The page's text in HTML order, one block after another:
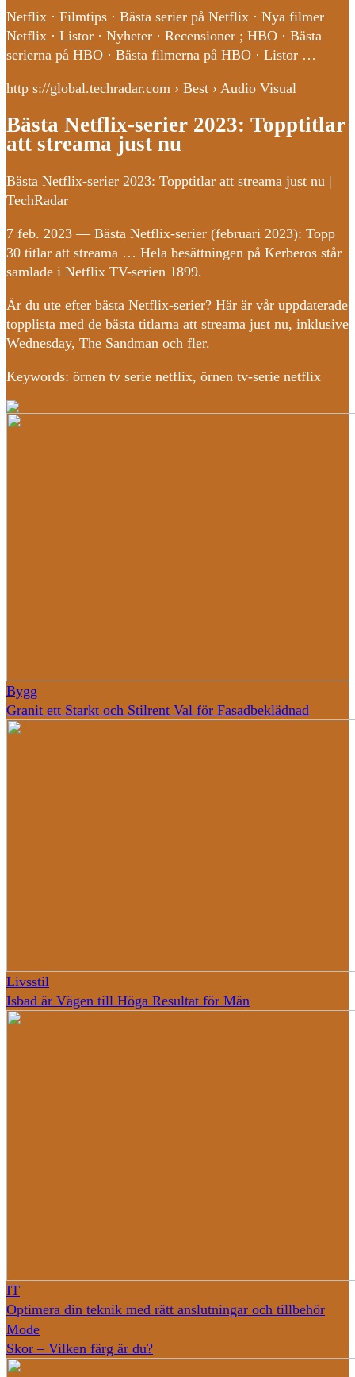
Netflix · Filmtips · Bästa serier på Netflix · Nya filmer
Netflix · Listor · Nyheter · Recensioner ; HBO · Bästa
serierna på HBO · Bästa filmerna på HBO · Listor …
http s://global.techradar.com › Best › Audio Visual
Bästa Netflix-serier 2023: Topptitlar
att streama just nu
Bästa Netflix-serier 2023: Topptitlar att streama just nu |
TechRadar
7 feb. 2023 — Bästa Netflix-serier (februari 2023): Topp
30 titlar att streama … Hela besättningen på Kerberos står
samlade i Netflix TV-serien 1899.
Är du ute efter bästa Netflix-serier? Här är vår uppdaterade
topplista med de bästa titlarna att streama just nu, inklusive
Wednesday, The Sandman och fler.
Keywords: örnen tv serie netflix, örnen tv-serie netflix
Bygg
Granit ett Starkt och Stilrent Val för Fasadbeklädnad
Livsstil
Isbad är Vägen till Höga Resultat för Män
IT
Optimera din teknik med rätt anslutningar och tillbehör
Mode
Skor – Vilken färg är du?